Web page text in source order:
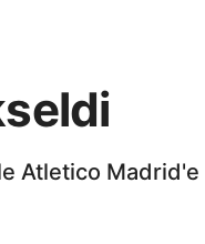
Atletico Madrid'e